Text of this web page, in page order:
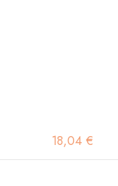
18,04 €